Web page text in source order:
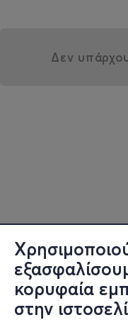
κορυφαία
στην
Δεν